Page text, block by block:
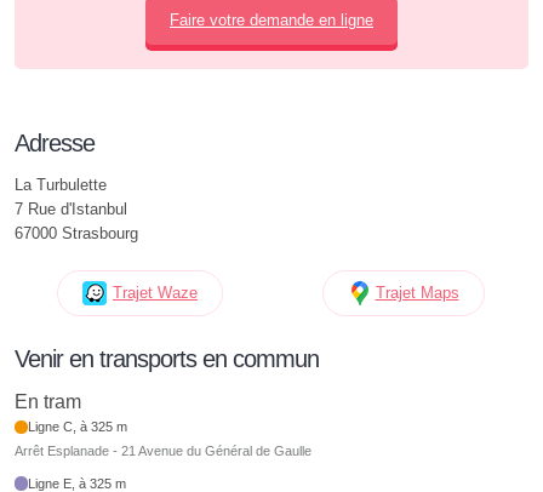
Faire votre demande en ligne
Adresse
La Turbulette
7 Rue d'Istanbul
67000 Strasbourg
Trajet Waze Trajet Maps
Venir en transports en commun
En tram
Ligne C, à 325 m
Arrêt Esplanade - 21 Avenue du Général de Gaulle
Ligne E, à 325 m